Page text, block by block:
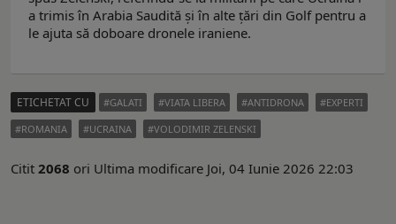
a trimis în Arabia Saudită şi în alte ţări din Golf pentru a
le ajuta să doboare dronele iraniene.
ETICHETAT CU GALATI VIATA LIBERA ANTIDRONA
EXPERTI
ROMANIA
UCRAINA VOLODIMIR ZELENSKI
Citit 2068 ori Ultima modificare Joi, 04 Iunie 2026 22:03